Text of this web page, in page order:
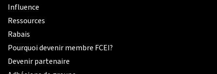
Influence
Ressources
Rabais
Pourquoi devenir membre FCEI?
Devenir partenaire